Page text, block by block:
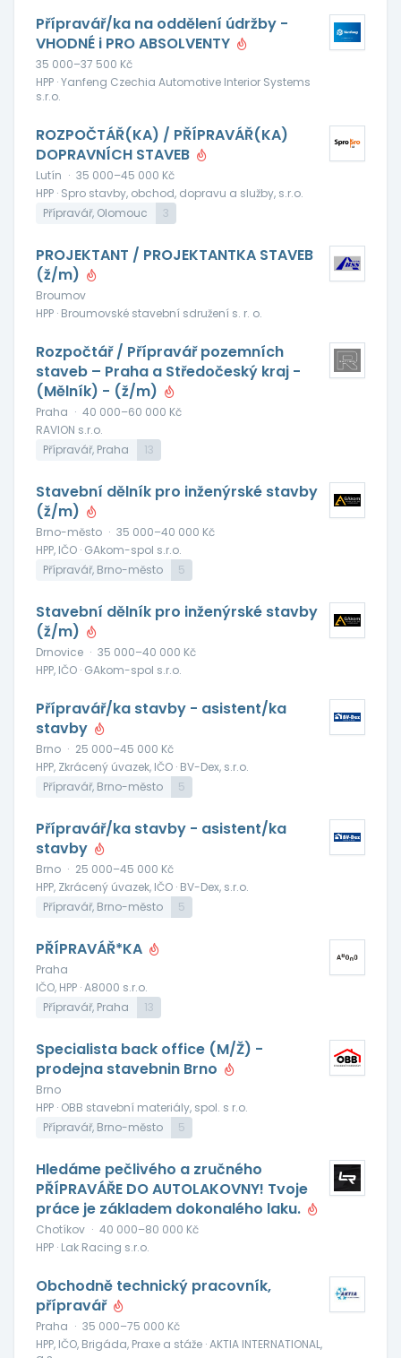
Přípravář/ka na oddělení údržby -
VHODNÉ i PRO ABSOLVENTY
35 000–37 500 Kč
HPP · Yanfeng Czechia Automotive Interior Systems
s.r.o.
ROZPOČTÁŘ(KA) / PŘÍPRAVÁŘ(KA)
DOPRAVNÍCH STAVEB
Lutín · 35 000–45 000 Kč
HPP · Spro stavby, obchod, dopravu a služby, s.r.o.
Přípravář, Olomouc
3
PROJEKTANT / PROJEKTANTKA STAVEB
(ž/m)
Broumov
HPP · Broumovské stavební sdružení s. r. o.
Rozpočtář / Přípravář pozemních
staveb – Praha a Středočeský kraj -
(Mělník) - (ž/m)
Praha · 40 000–60 000 Kč
RAVION s.r.o.
Přípravář, Praha
13
Stavební dělník pro inženýrské stavby
(ž/m)
Brno-město · 35 000–40 000 Kč
HPP, IČO · GAkom-spol s.r.o.
Přípravář, Brno-město
5
Stavební dělník pro inženýrské stavby
(ž/m)
Drnovice · 35 000–40 000 Kč
HPP, IČO · GAkom-spol s.r.o.
Přípravář/ka stavby - asistent/ka
stavby
Brno · 25 000–45 000 Kč
HPP, Zkrácený úvazek, IČO · BV-Dex, s.r.o.
Přípravář, Brno-město
5
Přípravář/ka stavby - asistent/ka
stavby
Brno · 25 000–45 000 Kč
HPP, Zkrácený úvazek, IČO · BV-Dex, s.r.o.
Přípravář, Brno-město
5
PŘÍPRAVÁŘ*KA
Praha
IČO, HPP · A8000 s.r.o.
Přípravář, Praha
13
Specialista back office (M/Ž) -
prodejna stavebnin Brno
Brno
HPP · OBB stavební materiály, spol. s r.o.
Přípravář, Brno-město
5
Hledáme pečlivého a zručného
PŘÍPRAVÁŘE DO AUTOLAKOVNY! Tvoje
práce je základem dokonalého laku.
Chotíkov · 40 000–80 000 Kč
HPP · Lak Racing s.r.o.
Obchodně technický pracovník,
přípravář
Praha · 35 000–75 000 Kč
HPP, IČO, Brigáda, Praxe a stáže · AKTIA INTERNATIONAL,